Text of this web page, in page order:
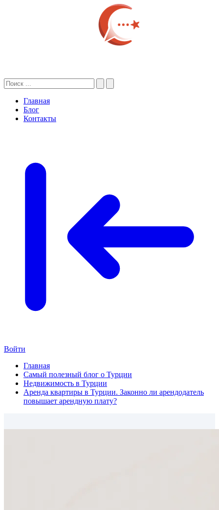
Главная
Блог
Контакты
Войти
Главная
Самый полезный блог о Турции
Недвижимость в Турции
Аренда квартиры в Турции. Законно ли арендодатель
повышает арендную плату?